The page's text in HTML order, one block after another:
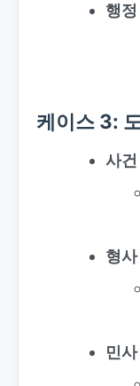
행
케이스 3:
사
형사
민